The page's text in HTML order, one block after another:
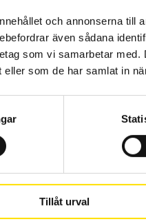
och annonserna till
även sådana
som vi samarbetar
som de har samlat in
Tillåt urval
Klagomål
08-50 52